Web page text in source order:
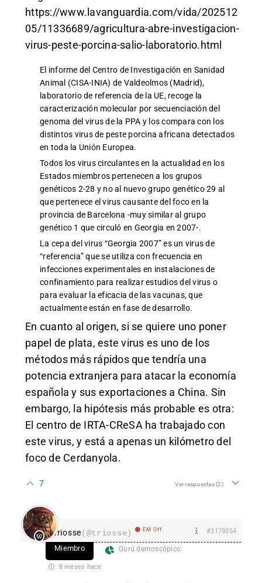
https://www.lavanguardia.com/vida/202512
05/11336689/agricultura-abre-investigacion-
virus-peste-porcina-salio-laboratorio.html
El informe del Centro de Investigación en Sanidad
Animal (CISA-INIA) de Valdeolmos (Madrid),
laboratorio de referencia de la UE, recoge la
caracterización molecular por secuenciación del
genoma del virus de la PPA y los compara con los
distintos virus de peste porcina africana detectados
en toda la Unión Europea.
Todos los virus circulantes en la actualidad en los
Estados miembros pertenecen a los grupos
genéticos 2-28 y no al nuevo grupo genético 29 al
que pertenece el virus causante del foco en la
provincia de Barcelona -muy similar al grupo
genético 1 que circuló en Georgia en 2007-.
La cepa del virus “Georgia 2007” es un virus de
“referencia” que se utiliza con frecuencia en
infecciones experimentales en instalaciones de
confinamiento para realizar estudios del virus o
para evaluar la eficacia de las vacunas, que
actualmente están en fase de desarrollo.
En cuanto al origen, si se quiere uno poner
papel de plata, este virus es uno de los
métodos más rápidos que tendría una
potencia extranjera para atacar la economía
española y sus exportaciones a China. Sin
embargo, la hipótesis más probable es otra:
El centro de IRTA-CReSA ha trabajado con
este virus, y está a apenas un kilómetro del
foco de Cerdanyola.
7 Ver respuestas(2)
Triosse(@triosse) EM Off #3179054
Miembro Gurú demoscópico
8 meses hace